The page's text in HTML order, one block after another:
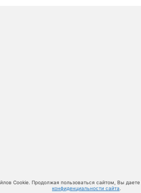
Cookie. Продолжая пользоваться сайтом, Вы
конфиденциальности сайта